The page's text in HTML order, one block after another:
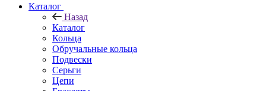
Каталог
Назад
Каталог
Кольца
Обручальные кольца
Подвески
Серьги
Цепи